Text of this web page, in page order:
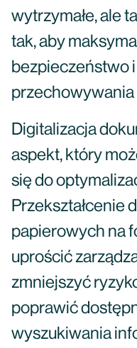
wytrzymałe, ale
tak, aby
bezpieczeństwo
Digitalizacja
aspekt, który
się do
Przekształcenie
papierowych na
uprościć
zmniejszyć
poprawić
wyszukiwania